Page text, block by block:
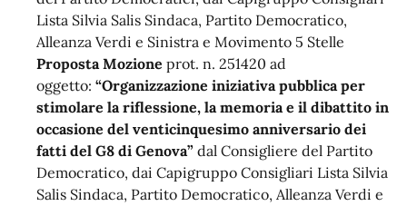
Lista Silvia Salis Sindaca, Partito Democratico,
Alleanza Verdi e Sinistra e Movimento 5 Stelle
Proposta Mozione prot. n. 251420 ad
oggetto: “Organizzazione iniziativa pubblica per
stimolare la riflessione, la memoria e il dibattito in
occasione del venticinquesimo anniversario dei
fatti del G8 di Genova” dal Consigliere del Partito
Democratico, dai Capigruppo Consigliari Lista Silvia
Salis Sindaca, Partito Democratico, Alleanza Verdi e